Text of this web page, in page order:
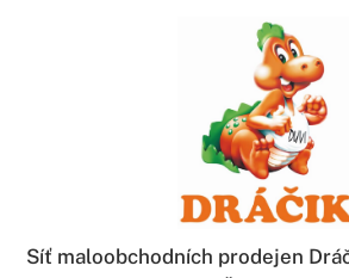
Síť maloobchodních prodejen